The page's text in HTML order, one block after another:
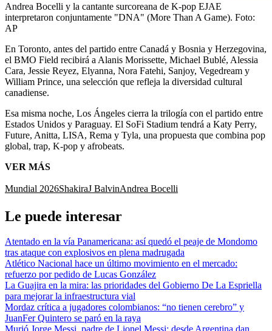
Andrea Bocelli y la cantante surcoreana de K-pop EJAE
interpretaron conjuntamente "DNA" (More Than A Game). Foto:
AP
En Toronto, antes del partido entre Canadá y Bosnia y Herzegovina,
el BMO Field recibirá a Alanis Morissette, Michael Bublé, Alessia
Cara, Jessie Reyez, Elyanna, Nora Fatehi, Sanjoy, Vegedream y
William Prince, una selección que refleja la diversidad cultural
canadiense.
Esa misma noche, Los Ángeles cierra la trilogía con el partido entre
Estados Unidos y Paraguay. El SoFi Stadium tendrá a Katy Perry,
Future, Anitta, LISA, Rema y Tyla, una propuesta que combina pop
global, trap, K-pop y afrobeats.
VER MÁS
Mundial 2026ShakiraJ BalvinAndrea Bocelli
Le puede interesar
Atentado en la vía Panamericana: así quedó el peaje de Mondomo
tras ataque con explosivos en plena madrugada
Atlético Nacional hace un último movimiento en el mercado:
refuerzo por pedido de Lucas González
La Guajira en la mira: las prioridades del Gobierno De La Espriella
para mejorar la infraestructura vial
Mordaz crítica a jugadores colombianos: “no tienen cerebro” y
JuanFer Quintero se paró en la raya